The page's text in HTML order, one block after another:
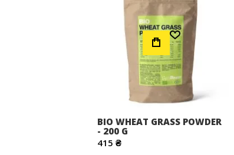
Додати до Списку Бажань
BIO WHEAT GRASS POWDER
- 200 G
415 ₴